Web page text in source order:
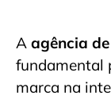
A agência
fundamental
marca na